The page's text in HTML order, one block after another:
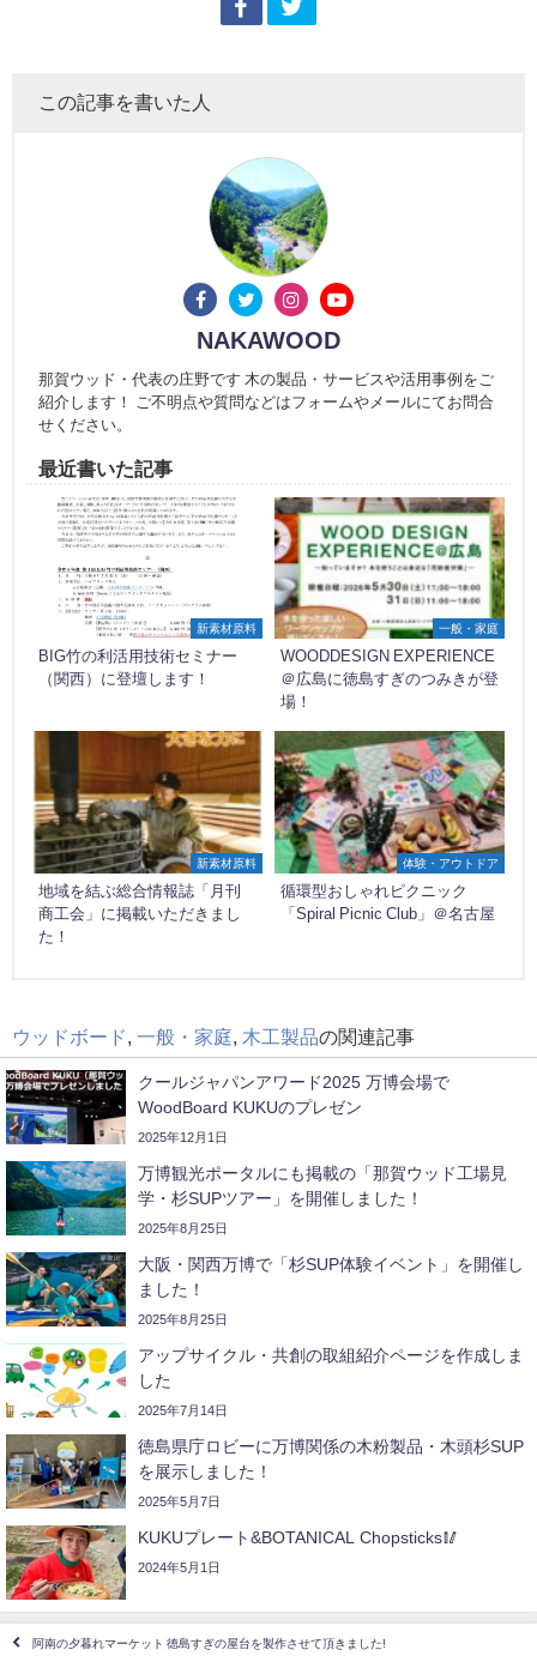
この記事を書いた人
NAKAWOOD
那賀ウッド・代表の庄野です 木の製品・サービスや活用事例をご
紹介します！ ご不明点や質問などはフォームやメールにてお問合
せください。
最近書いた記事
新素材原料
BIG竹の利活用技術セミナー
（関西）に登壇します！
一般・家庭
WOODDESIGN EXPERIENCE
＠広島に徳島すぎのつみきが登
場！
新素材原料
地域を結ぶ総合情報誌「月刊
商工会」に掲載いただきまし
た！
体験・アウトドア
循環型おしゃれピクニック
「Spiral Picnic Club」＠名古屋
ウッドボード 一般・家庭 木工製品の関連記事
クールジャパンアワード2025 万博会場で
WoodBoard KUKUのプレゼン
2025年12月1日
万博観光ポータルにも掲載の「那賀ウッド工場見
学・杉SUPツアー」を開催しました！
2025年8月25日
大阪・関西万博で「杉SUP体験イベント」を開催し
ました！
2025年8月25日
アップサイクル・共創の取組紹介ページを作成しま
した
2025年7月14日
徳島県庁ロビーに万博関係の木粉製品・木頭杉SUP
を展示しました！
2025年5月7日
KUKUプレート&BOTANICAL Chopsticks🥢
2024年5月1日
阿南の夕暮れマーケット 徳島すぎの屋台を製作させて頂きました!